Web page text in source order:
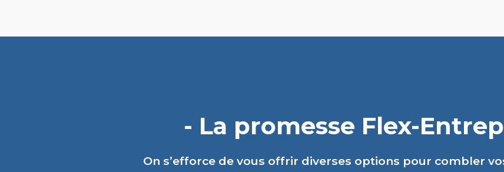
- La promesse Flex-
On s’efforce de vous offrir diverses options pour combler